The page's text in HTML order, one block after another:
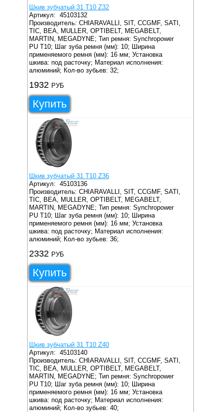
Шкив зубчатый 31 T10 Z32
Артикул:45103132
Производитель: CHIARAVALLI, SIT, CCGMF, SATI,
TIC, BEA, MULLER, OPTIBELT, MEGABELT,
MARTIN, MEGADYNE; Тип ремня: Synchropower
PU T10; Шаг зуба ремня (мм): 10; Ширина
применяемого ремня (мм): 16 мм; Установка
шкива: под расточку; Материал исполнения:
алюминий; Кол-во зубьев: 32;
1932 РУБ
Купить
Шкив зубчатый 31 T10 Z36
Артикул:45103136
Производитель: CHIARAVALLI, SIT, CCGMF, SATI,
TIC, BEA, MULLER, OPTIBELT, MEGABELT,
MARTIN, MEGADYNE; Тип ремня: Synchropower
PU T10; Шаг зуба ремня (мм): 10; Ширина
применяемого ремня (мм): 16 мм; Установка
шкива: под расточку; Материал исполнения:
алюминий; Кол-во зубьев: 36;
2332 РУБ
Купить
Шкив зубчатый 31 T10 Z40
Артикул:45103140
Производитель: CHIARAVALLI, SIT, CCGMF, SATI,
TIC, BEA, MULLER, OPTIBELT, MEGABELT,
MARTIN, MEGADYNE; Тип ремня: Synchropower
PU T10; Шаг зуба ремня (мм): 10; Ширина
применяемого ремня (мм): 16 мм; Установка
шкива: под расточку; Материал исполнения:
алюминий; Кол-во зубьев: 40;